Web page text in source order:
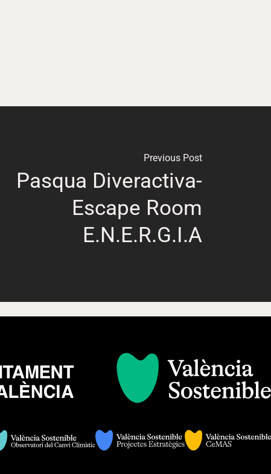
Previous Post
Pasqua Diveractiva-
Escape Room
E.N.E.R.G.I.A